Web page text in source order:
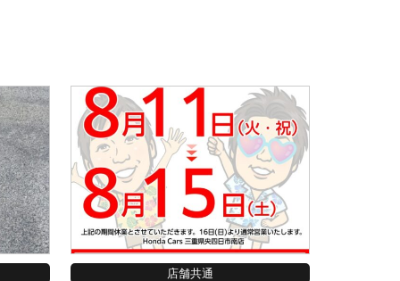
店舗共通